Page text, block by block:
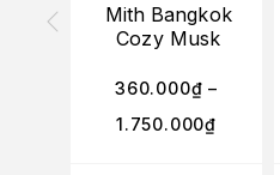
Mith Bangkok
Cozy Musk
360.000₫ –
1.750.000₫